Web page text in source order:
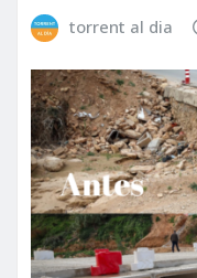
torrent al dia